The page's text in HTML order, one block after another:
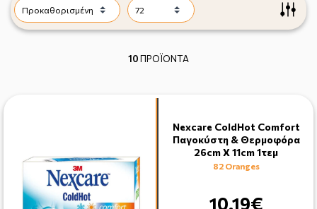
10ΠΡΟΪΟΝΤΑ
Nexcare ColdHot Comfort
Παγοκύστη & Θερμοφόρα
26cm X 11cm 1τεμ
82 Oranges
10.19€